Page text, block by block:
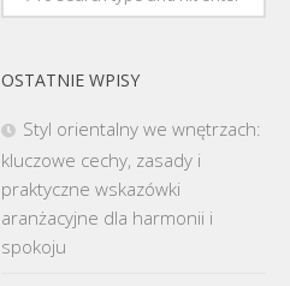
OSTATNIE WPISY
Styl orientalny we wnętrzach:
kluczowe cechy, zasady i
praktyczne wskazówki
aranżacyjne dla harmonii i
spokoju